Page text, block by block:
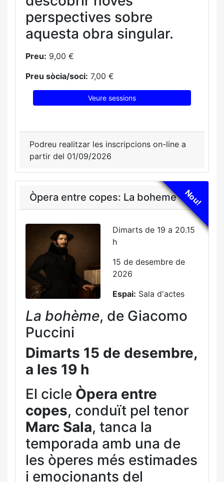
perspectives sobre
aquesta obra singular.
Preu: 9,00 €
Preu sòcia/soci: 7,00 €
Veure sessions
Podreu realitzar les inscripcions on-line a
partir del 01/09/2026
Nou!
Òpera entre copes: La boheme
Dimarts de 19 a 20.15
h
15 de desembre de
2026
Espai: Sala d'actes
La bohème, de Giacomo
Puccini
Dimarts 15 de desembre,
a les 19 h
El cicle Òpera entre
copes, conduït pel tenor
Marc Sala, tanca la
temporada amb una de
les òperes més estimades
i emocionants del